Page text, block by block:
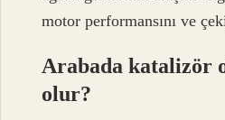
motor performansını ve
Arabada katalizör
olur?